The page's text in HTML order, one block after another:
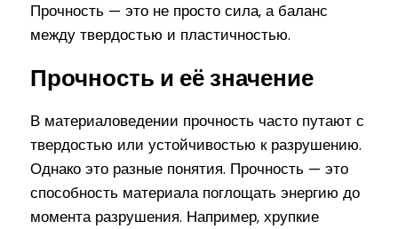
Прочность — это не просто сила, а баланс
между твердостью и пластичностью.
Прочность и её значение
В материаловедении прочность часто путают с
твердостью или устойчивостью к разрушению.
Однако это разные понятия. Прочность — это
способность материала поглощать энергию до
момента разрушения. Например, хрупкие